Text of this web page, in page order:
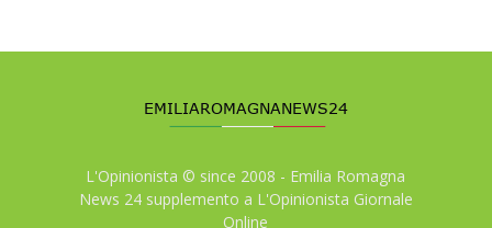
L'Opinionista © since 2008 - Emilia Romagna
News 24 supplemento a L'Opinionista Giornale
Online